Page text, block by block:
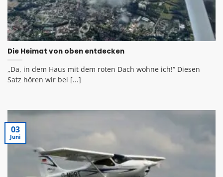
Die Heimat von oben entdecken
„Da, in dem Haus mit dem roten Dach wohne ich!“ Diesen
Satz hören wir bei [...]
03
Juni